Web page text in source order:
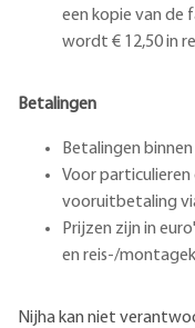
een kopie van de
wordt € 12,50 in
Betalingen
Betalingen
Voor
vooruitbetaling
Prijzen zijn in
en reis-/
Nijha kan niet